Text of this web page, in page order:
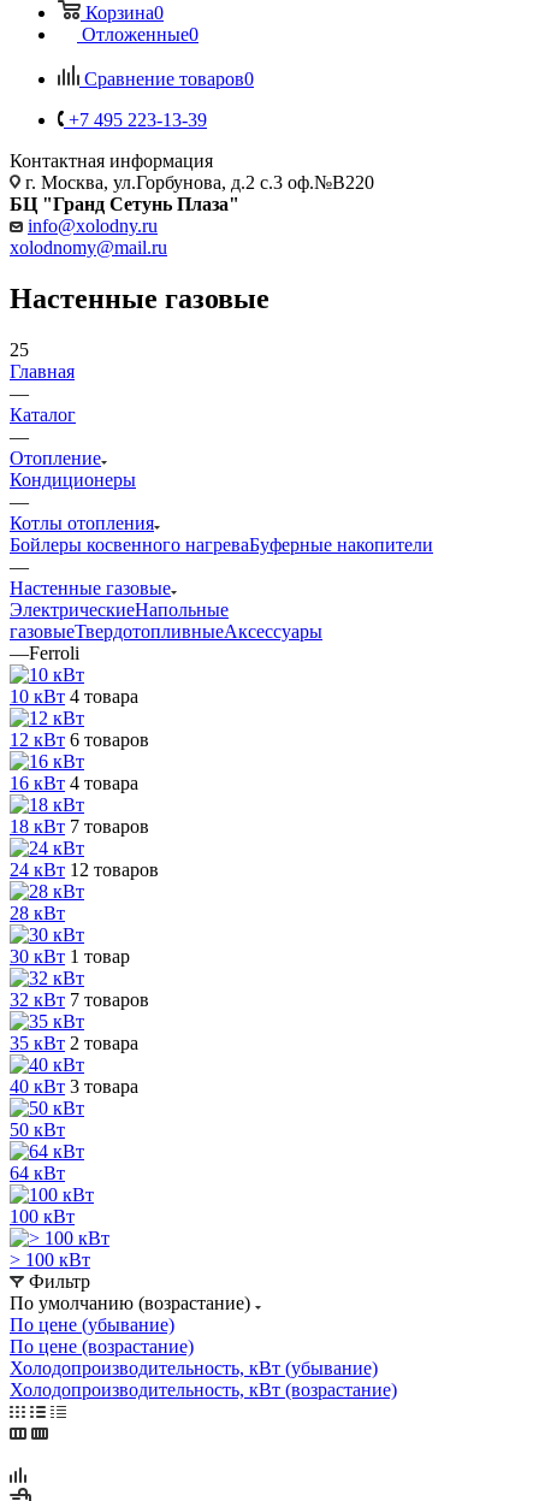
Корзина0
Отложенные0
Сравнение товаров0
+7 495 223-13-39
Контактная информация
г. Москва, ул.Горбунова, д.2 с.3 оф.№В220
БЦ "Гранд Сетунь Плаза"
info@xolodny.ru
xolodnomy@mail.ru
Настенные газовые
25
Главная
—
Каталог
—
Отопление
Кондиционеры
—
Котлы отопления
Бойлеры косвенного нагреваБуферные накопители
—
Настенные газовые
ЭлектрическиеНапольные
газовыеТвердотопливныеАксессуары
—Ferroli
10 кВт 4 товара
12 кВт 6 товаров
16 кВт 4 товара
18 кВт 7 товаров
24 кВт 12 товаров
28 кВт
30 кВт 1 товар
32 кВт 7 товаров
35 кВт 2 товара
40 кВт 3 товара
50 кВт
64 кВт
100 кВт
> 100 кВт
Фильтр
По умолчанию (возрастание)
По цене (убывание)
По цене (возрастание)
Холодопроизводительность, кВт (убывание)
Холодопроизводительность, кВт (возрастание)